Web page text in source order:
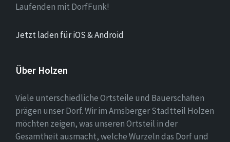
Laufenden mit DorfFunk!
Jetzt laden für iOS & Android
Über Holzen
Viele unterschiedliche Ortsteile und Bauerschaften
prägen unser Dorf. Wir im Arnsberger Stadtteil Holzen
möchten zeigen, was unseren Ortsteil in der
Gesamtheit ausmacht, welche Wurzeln das Dorf und